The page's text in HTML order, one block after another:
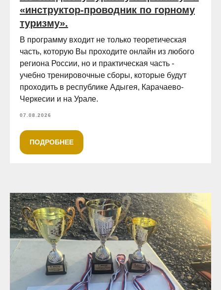
«инструктор-проводник по горному
туризму».
В программу входит не только теоретическая
часть, которую Вы проходите онлайн из любого
региона России, но и практическая часть -
учебно тренировочные сборы, которые будут
проходить в республике Адыгея, Карачаево-
Черкесии и на Урале.
07.08.2026
ПОДРОБНЕЕ